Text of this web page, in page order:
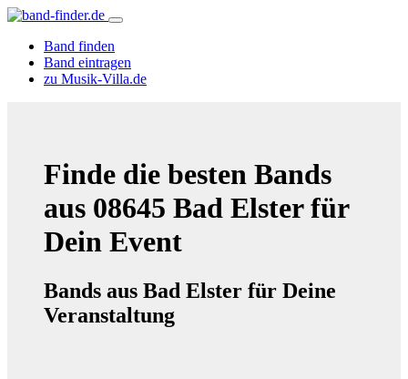
Band finden
Band eintragen
zu Musik-Villa.de
Finde die besten Bands
aus 08645 Bad Elster für
Dein Event
Bands aus Bad Elster für Deine
Veranstaltung